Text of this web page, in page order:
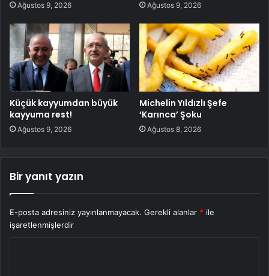
Ağustos 9, 2026 Ağustos 9, 2026
Küçük kayyumdan büyük
kayyuma rest!
Ağustos 9, 2026
Michelin Yıldızlı Şefe
‘Karınca’ Şoku
Ağustos 8, 2026
Bir yanıt yazın
E-posta adresiniz yayınlanmayacak. Gerekli alanlar * ile
işaretlenmişlerdir